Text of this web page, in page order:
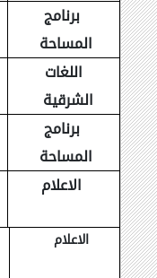
برنامج
المساحة
اللغات
الشرقية
برنامج
المساحة
الاعلام
الاعلام